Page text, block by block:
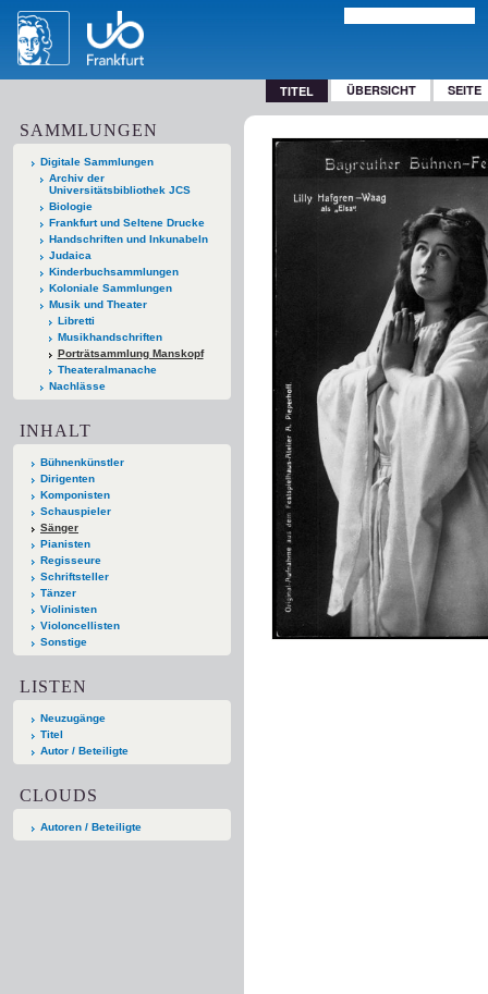
TITEL ÜBERSICHT SEITE
SAMMLUNGEN
Digitale Sammlungen
Archiv der
Universitätsbibliothek JCS
Biologie
Frankfurt und Seltene Drucke
Handschriften und Inkunabeln
Judaica
Kinderbuchsammlungen
Koloniale Sammlungen
Musik und Theater
Libretti
Musikhandschriften
Porträtsammlung Manskopf
Theateralmanache
Nachlässe
INHALT
Bühnenkünstler
Dirigenten
Komponisten
Schauspieler
Sänger
Pianisten
Regisseure
Schriftsteller
Tänzer
Violinisten
Violoncellisten
Sonstige
LISTEN
Neuzugänge
Titel
Autor / Beteiligte
CLOUDS
Autoren / Beteiligte